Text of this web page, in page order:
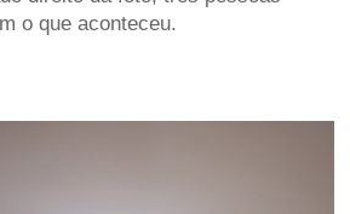
o que aconteceu.